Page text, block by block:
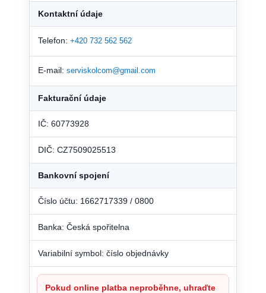
Kontaktní údaje
Telefon: +420 732 562 562
E-mail: serviskolcom@gmail.com
Fakturační údaje
IČ: 60773928
DIČ: CZ7509025513
Bankovní spojení
Číslo účtu: 1662717339 / 0800
Banka: Česká spořitelna
Variabilní symbol: číslo objednávky
Pokud online platba neproběhne, uhraďte